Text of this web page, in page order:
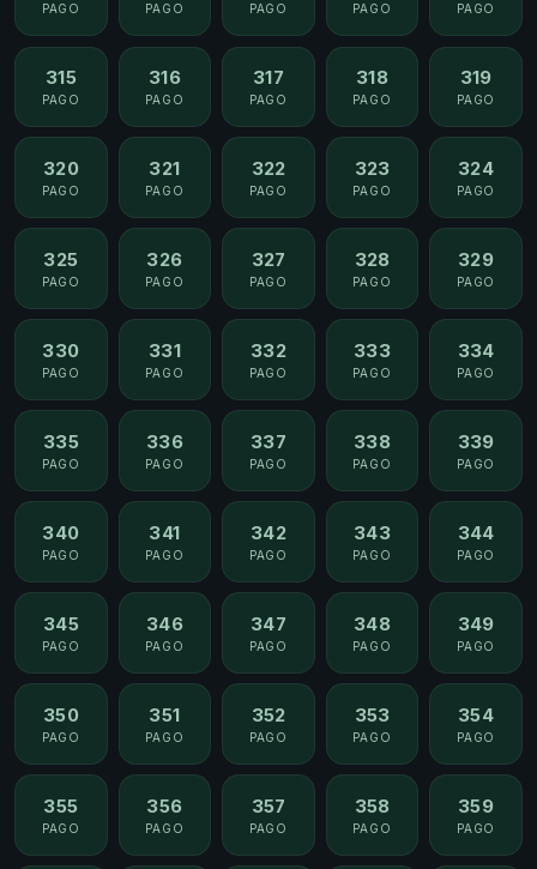
PAGO PAGO PAGO PAGO PAGO
315
PAGO
316
PAGO
317
PAGO
318
PAGO
319
PAGO
320
PAGO
321
PAGO
322
PAGO
323
PAGO
324
PAGO
325
PAGO
326
PAGO
327
PAGO
328
PAGO
329
PAGO
330
PAGO
331
PAGO
332
PAGO
333
PAGO
334
PAGO
335
PAGO
336
PAGO
337
PAGO
338
PAGO
339
PAGO
340
PAGO
341
PAGO
342
PAGO
343
PAGO
344
PAGO
345
PAGO
346
PAGO
347
PAGO
348
PAGO
349
PAGO
350
PAGO
351
PAGO
352
PAGO
353
PAGO
354
PAGO
355
PAGO
356
PAGO
357
PAGO
358
PAGO
359
PAGO